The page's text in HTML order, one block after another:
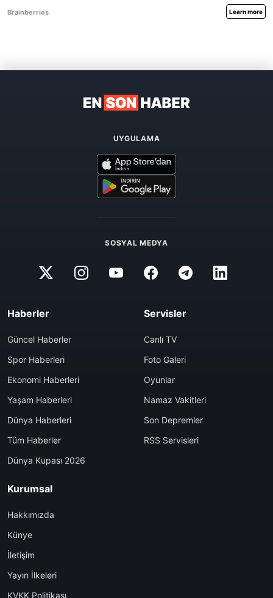
UYGULAMA
SOSYAL MEDYA
Haberler
Güncel Haberler
Spor Haberleri
Ekonomi Haberleri
Yaşam Haberleri
Dünya Haberleri
Tüm Haberler
Dünya Kupası 2026
Servisler
Canlı TV
Foto Galeri
Oyunlar
Namaz Vakitleri
Son Depremler
RSS Servisleri
Kurumsal
Hakkımızda
Künye
İletişim
Yayın İlkeleri
KVKK Politikası